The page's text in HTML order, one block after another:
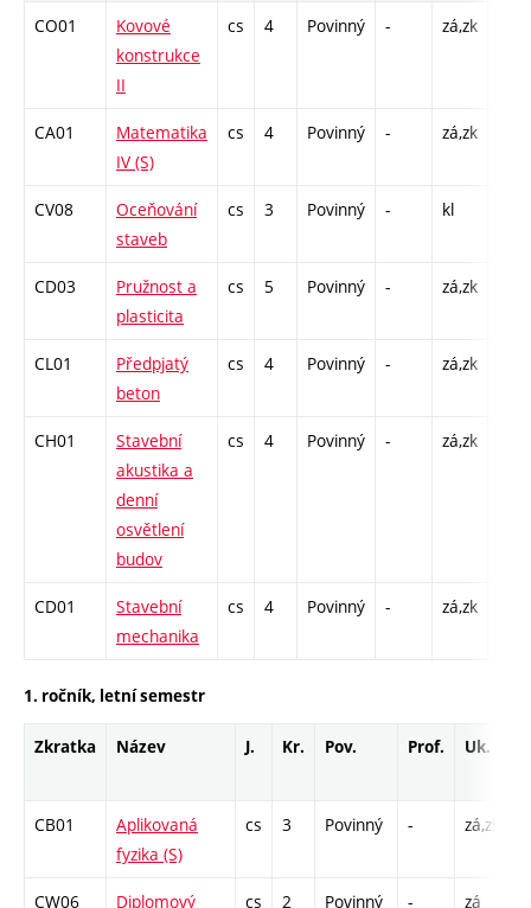
CO01
Kovové
konstrukce
II
cs 4 Povinný - zá,zk
CA01
Matematika
IV (S)
cs 4 Povinný - zá,zk
CV08
Oceňování
staveb
cs 3 Povinný - kl
CD03
Pružnost a
plasticita
cs 5 Povinný - zá,zk
CL01
Předpjatý
beton
cs 4 Povinný - zá,zk
CH01
Stavební
akustika a
denní
osvětlení
budov
cs 4 Povinný - zá,zk
CD01
Stavební
mechanika
cs 4 Povinný - zá,zk
1. ročník, letní semestr
Zkratka Název J. Kr. Pov. Prof. Uk.
CB01
Aplikovaná
fyzika (S)
cs 3 Povinný - zá,zk
CW06 Diplomový cs 2 Povinný - zá